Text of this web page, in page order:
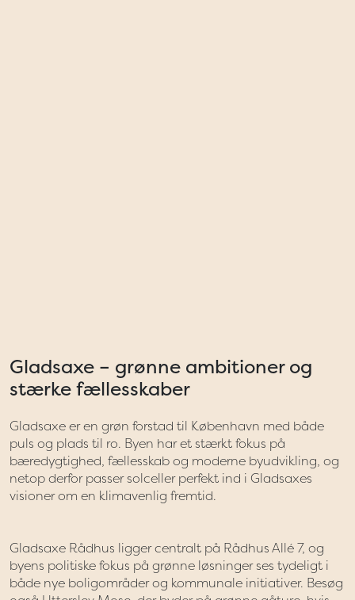
Gladsaxe – grønne ambitioner og
stærke fællesskaber
Gladsaxe er en grøn forstad til København med både
puls og plads til ro. Byen har et stærkt fokus på
bæredygtighed, fællesskab og moderne byudvikling, og
netop derfor passer solceller perfekt ind i Gladsaxes
visioner om en klimavenlig fremtid.
Gladsaxe Rådhus ligger centralt på Rådhus Allé 7, og
byens politiske fokus på grønne løsninger ses tydeligt i
både nye boligområder og kommunale initiativer. Besøg